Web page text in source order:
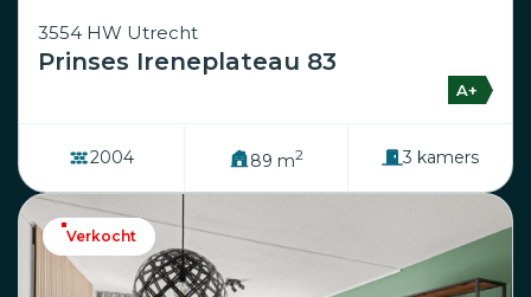
3554 HW Utrecht
Prinses Ireneplateau 83
A+
2004 89 m2 3 kamers
Verkocht